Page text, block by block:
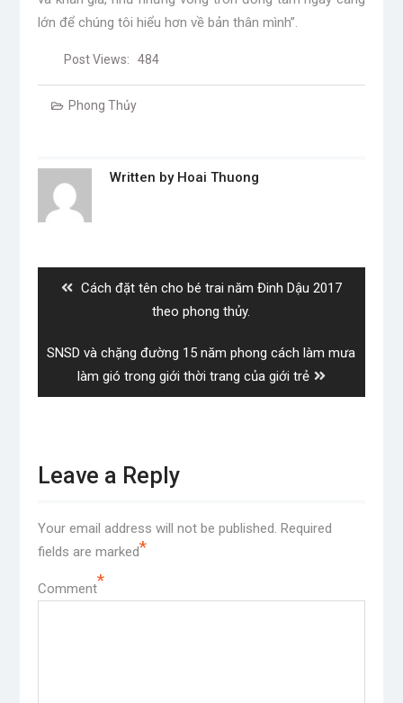
lớn để chúng tôi hiểu hơn về bản thân mình”.
Post Views: 484
Phong Thủy
Written by Hoai Thuong
Previous
Cách đặt tên cho bé trai năm Đinh Dậu 2017
theo phong thủy.
Next
SNSD và chặng đường 15 năm phong cách làm mưa
làm gió trong giới thời trang của giới trẻ
Leave a Reply
Your email address will not be published. Required
fields are marked*
Comment*